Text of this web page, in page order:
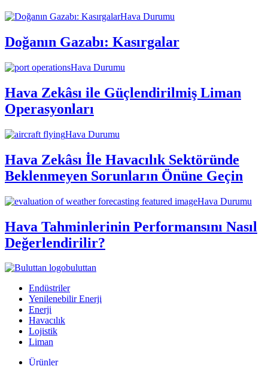
Hava Durumu
Doğanın Gazabı: Kasırgalar
Hava Durumu
Hava Zekâsı ile Güçlendirilmiş Liman
Operasyonları
Hava Durumu
Hava Zekâsı İle Havacılık Sektöründe
Beklenmeyen Sorunların Önüne Geçin
Hava Durumu
Hava Tahminlerinin Performansını Nasıl
Değerlendirilir?
buluttan
Endüstriler
Yenilenebilir Enerji
Enerji
Havacılık
Lojistik
Liman
Ürünler